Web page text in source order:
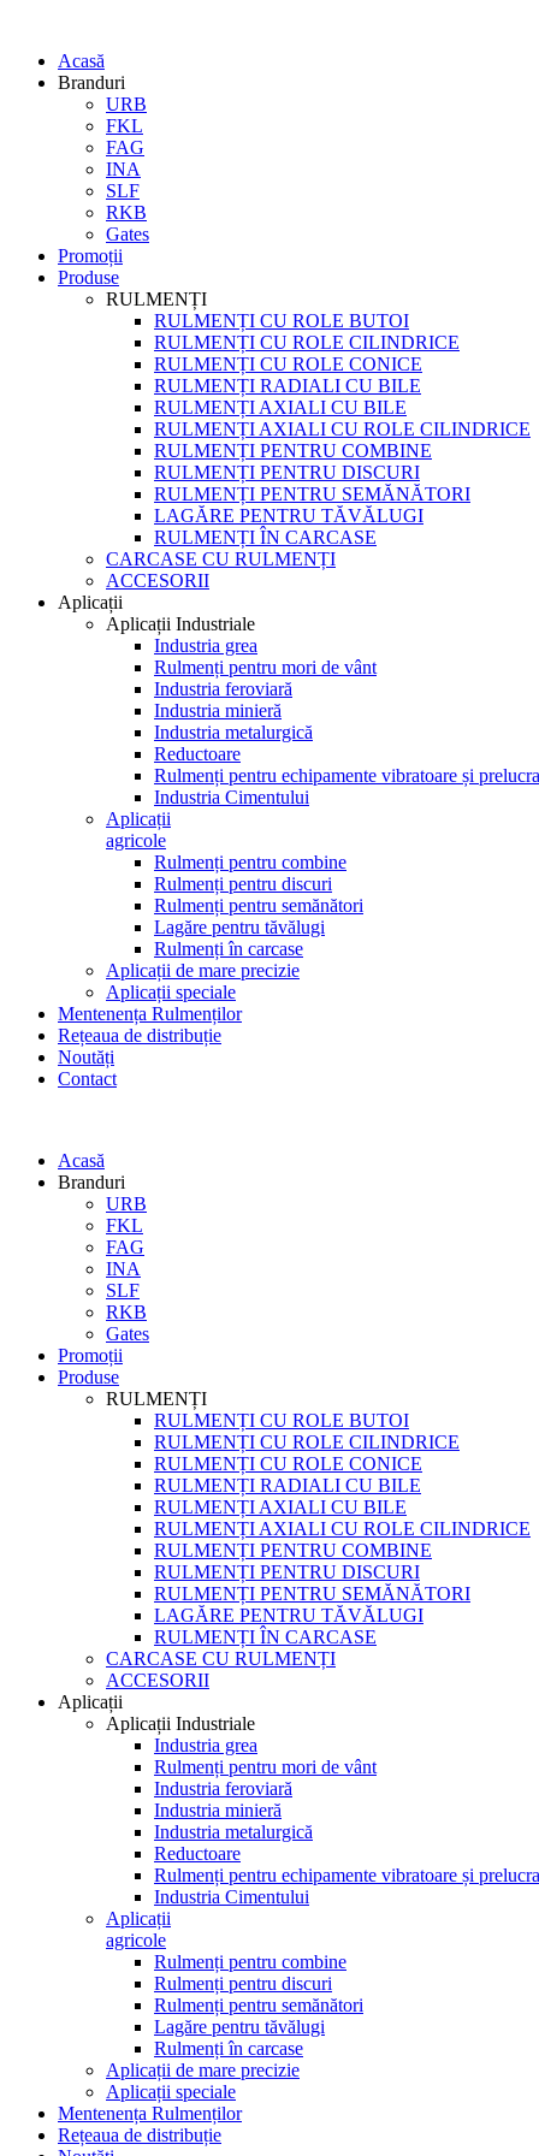
Acasă
Branduri
URB
FKL
FAG
INA
SLF
RKB
Gates
Promoții
Produse
RULMENȚI
RULMENȚI CU ROLE BUTOI
RULMENȚI CU ROLE CILINDRICE
RULMENȚI CU ROLE CONICE
RULMENȚI RADIALI CU BILE
RULMENȚI AXIALI CU BILE
RULMENȚI AXIALI CU ROLE CILINDRICE
RULMENȚI PENTRU COMBINE
RULMENȚI PENTRU DISCURI
RULMENȚI PENTRU SEMĂNĂTORI
LAGĂRE PENTRU TĂVĂLUGI
RULMENȚI ÎN CARCASE
CARCASE CU RULMENȚI
ACCESORII
Aplicații
Aplicații Industriale
Industria grea
Rulmenți pentru mori de vânt
Industria feroviară
Industria minieră
Industria metalurgică
Reductoare
Rulmenți pentru echipamente vibratoare și
Industria Cimentului
Aplicații
agricole
Rulmenți pentru combine
Rulmenți pentru discuri
Rulmenți pentru semănători
Lagăre pentru tăvălugi
Rulmenți în carcase
Aplicații de mare precizie
Aplicații speciale
Mentenența Rulmenților
Rețeaua de distribuție
Noutăți
Contact
Acasă
Branduri
URB
FKL
FAG
INA
SLF
RKB
Gates
Promoții
Produse
RULMENȚI
RULMENȚI CU ROLE BUTOI
RULMENȚI CU ROLE CILINDRICE
RULMENȚI CU ROLE CONICE
RULMENȚI RADIALI CU BILE
RULMENȚI AXIALI CU BILE
RULMENȚI AXIALI CU ROLE CILINDRICE
RULMENȚI PENTRU COMBINE
RULMENȚI PENTRU DISCURI
RULMENȚI PENTRU SEMĂNĂTORI
LAGĂRE PENTRU TĂVĂLUGI
RULMENȚI ÎN CARCASE
CARCASE CU RULMENȚI
ACCESORII
Aplicații
Aplicații Industriale
Industria grea
Rulmenți pentru mori de vânt
Industria feroviară
Industria minieră
Industria metalurgică
Reductoare
Rulmenți pentru echipamente vibratoare și
Industria Cimentului
Aplicații
agricole
Rulmenți pentru combine
Rulmenți pentru discuri
Rulmenți pentru semănători
Lagăre pentru tăvălugi
Rulmenți în carcase
Aplicații de mare precizie
Aplicații speciale
Mentenența Rulmenților
Rețeaua de distribuție